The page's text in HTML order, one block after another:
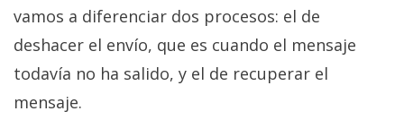
vamos a diferenciar dos procesos: el de
deshacer el envío, que es cuando el mensaje
todavía no ha salido, y el de recuperar el
mensaje.